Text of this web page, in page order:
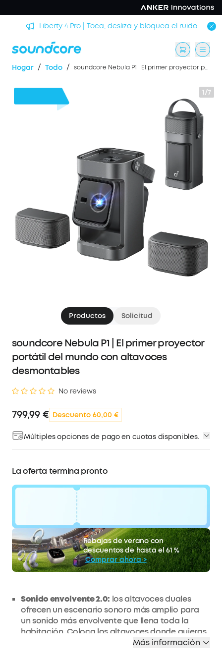
Liberty 4 Pro | Toca, desliza y bloquea el ruido
Hogar / Todo / soundcore Nebula P1 | El primer proyector portátil del mundo con altavoces desmontables
1/7
Productos Solicitud
soundcore Nebula P1 | El primer proyector
portátil del mundo con altavoces
desmontables
No reviews
799,99 € Descuento 60,00 €
Múltiples opciones de pago en cuotas disponibles.
La oferta termina pronto
60 €
Descuento
código:WS24I7WSW2GK
La oferta termina pronto.
COPIAR
Rebajas de verano con
descuentos de hasta el 61 %
Comprar ahora >
Sonido envolvente 2.0: los altavoces duales
ofrecen un escenario sonoro más amplio para
un sonido más envolvente que llena toda la
habitación. Coloca los altavoces donde quieras
para obtener un sonido perfectamente ajustado
Más información